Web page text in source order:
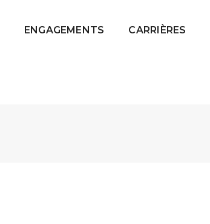
ENGAGEMENTS CARRIÈRES